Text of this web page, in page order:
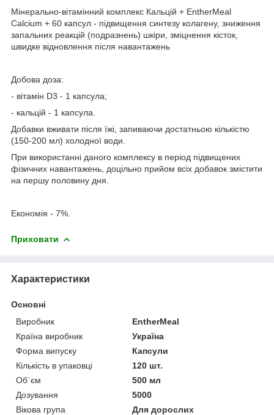
Мінерально-вітамінний комплекс Кальцій + EntherMeal
Calcium + 60 капсул - підвищення синтезу колагену, зниження
запальних реакцій (подразнень) шкіри, зміцнення кісток,
швидке відновлення після навантажень
Добова доза:
- вітамін D3 - 1 капсула;
- кальцій - 1 капсула.
Добавки вживати після їжі, запиваючи достатньою кількістю
(150-200 мл) холодної води.
При використанні даного комплексу в період підвищених
фізичних навантажень, доцільно прийом всіх добавок змістити
на першу половину дня.
Економія - 7%.
Приховати
Характеристики
Основні
Виробник
EntherMeal
Країна виробник
Україна
Форма випуску
Капсули
Кількість в упаковці
120 шт.
Об`єм
500 мл
Дозування
5000
Вікова група
Для дорослих